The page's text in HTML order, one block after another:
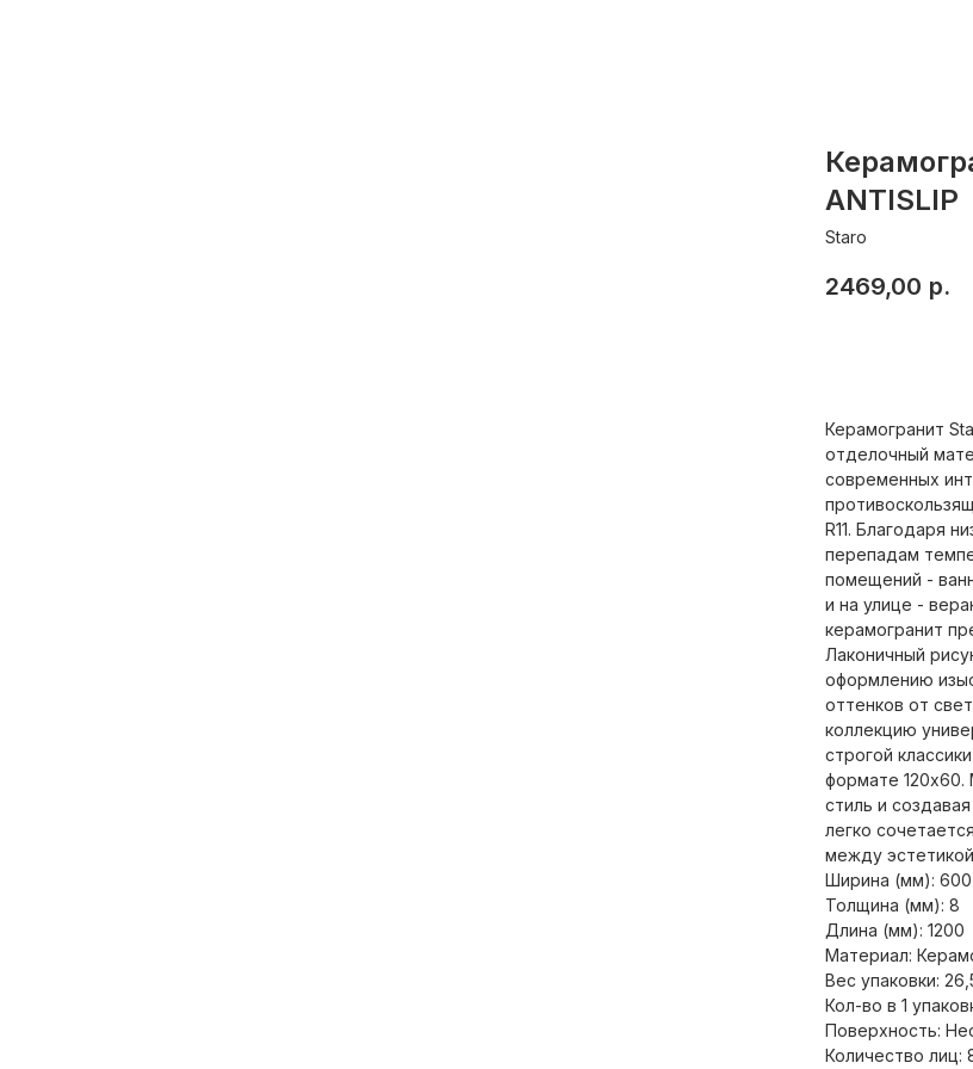
ANTISLIP
Staro
2469,00 р.
Керамогранит
отделочный
современных
R11. Благодаря
перепадам
помещений -
и на улице -
керамогранит
Лаконичный
оформлению
оттенков от
коллекцию
строгой
формате 120х60.
стиль и
легко
между
Ширина (мм): 600
Толщина (мм): 8
Длина (мм): 1200
Материал:
Вес упаковки:
Кол-во в 1
Поверхность:
Количество лиц: